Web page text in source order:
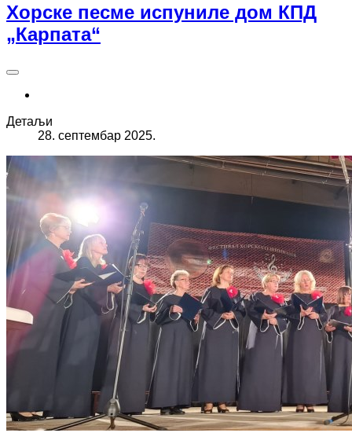
Хорске песме испуниле дом КПД
„Карпата“
Детаљи
28. септембар 2025.